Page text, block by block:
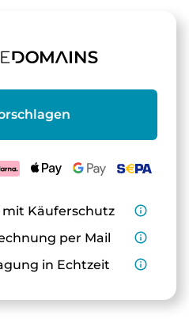
Käuferschutz
info_outline
per Mail
info_outline
in Echtzeit info_outline